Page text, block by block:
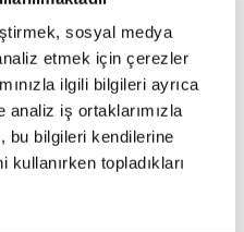
sosyal medya
etmek için çerezler
ilgili bilgileri ayrıca
analiz iş ortaklarımızla
bu bilgileri kendilerine
kullanırken topladıkları